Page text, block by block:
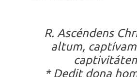
R. Ascéndens
altum,
* Dedit dona